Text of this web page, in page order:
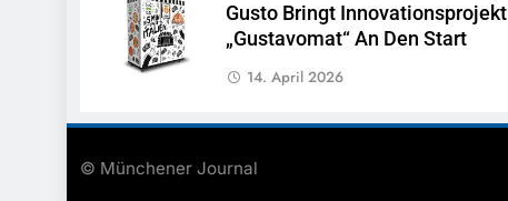
Gusto Bringt Innovationsprojekt
„Gustavomat“ An Den Start
14. April 2026
© Münchener Journal